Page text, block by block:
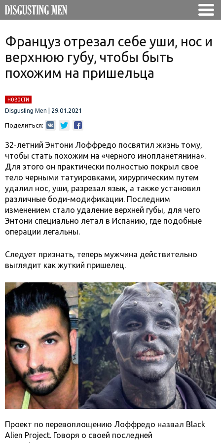
Француз отрезал себе уши, нос и
верхнюю губу, чтобы быть
похожим на пришельца
НОВОСТИ
Disgusting Men
29.01.2021
Поделиться:
32-летний Энтони Лоффредо посвятил жизнь тому,
чтобы стать похожим на «черного инопланетянина».
Для этого он практически полностью покрыл свое
тело черными татуировками, хирургическим путем
удалил нос, уши, разрезал язык, а также установил
различные боди-модификации. Последним
изменением стало удаление верхней губы, для чего
Энтони специально летал в Испанию, где подобные
операции легальны.
Следует признать, теперь мужчина действительно
выглядит как жуткий пришелец.
Проект по перевоплощению Лоффредо назвал Black
Alien Project. Говоря о своей последней